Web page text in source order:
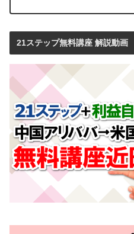
21ステップ無料講座 解説動画